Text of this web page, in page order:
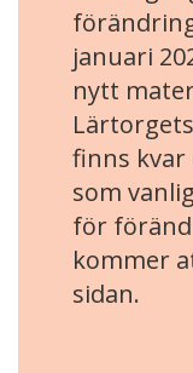
januari
nytt
finns kvar
som
för
kommer
sidan.